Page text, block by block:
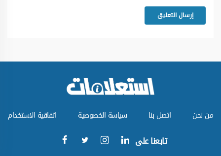
من نحن اتصل بنا سياسة الخصوصية اتفاقية الاستخدام
تابعنا على